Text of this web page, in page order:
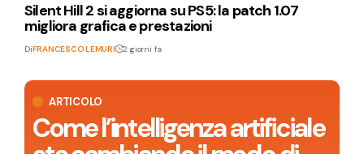
ARTICOLO
Come l’intelligenza artificiale
Silent Hill 2 si aggiorna su PS5: la patch 1.07
migliora grafica e prestazioni
DiFRANCESCO LEMURI 2 giorni fa